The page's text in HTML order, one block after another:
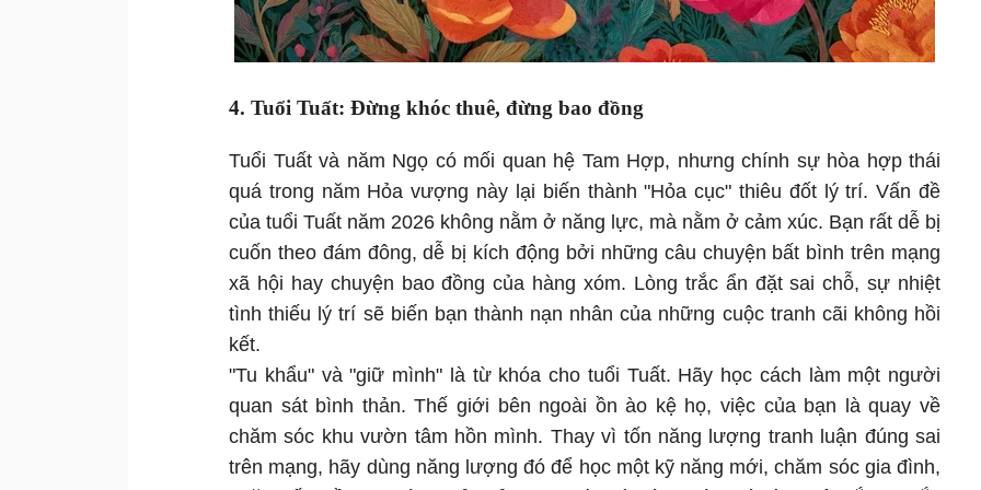
4. Tuổi Tuất: Đừng khóc thuê, đừng bao đồng
Tuổi Tuất và năm Ngọ có mối quan hệ Tam Hợp, nhưng chính sự hòa hợp thái
quá trong năm Hỏa vượng này lại biến thành "Hỏa cục" thiêu đốt lý trí. Vấn đề
của tuổi Tuất năm 2026 không nằm ở năng lực, mà nằm ở cảm xúc. Bạn rất dễ bị
cuốn theo đám đông, dễ bị kích động bởi những câu chuyện bất bình trên mạng
xã hội hay chuyện bao đồng của hàng xóm. Lòng trắc ẩn đặt sai chỗ, sự nhiệt
tình thiếu lý trí sẽ biến bạn thành nạn nhân của những cuộc tranh cãi không hồi
kết.
"Tu khẩu" và "giữ mình" là từ khóa cho tuổi Tuất. Hãy học cách làm một người
quan sát bình thản. Thế giới bên ngoài ồn ào kệ họ, việc của bạn là quay về
chăm sóc khu vườn tâm hồn mình. Thay vì tốn năng lượng tranh luận đúng sai
trên mạng, hãy dùng năng lượng đó để học một kỹ năng mới, chăm sóc gia đình,